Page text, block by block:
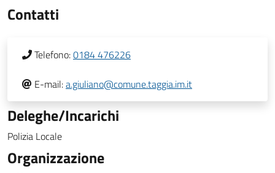
Contatti
Telefono:0184 476226
E-mail:a.giuliano@comune.taggia.im.it
Deleghe/Incarichi
Polizia Locale
Organizzazione